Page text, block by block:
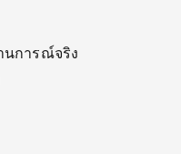
นการณ์จริง